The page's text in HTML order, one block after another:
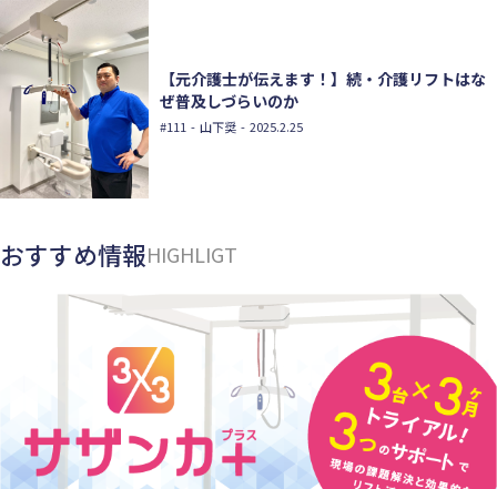
【元介護士が伝えます！】続・介護リフトはな
ぜ普及しづらいのか
#111 - 山下奨 - 2025.2.25
おすすめ情報HIGHLIGT